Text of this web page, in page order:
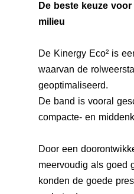
De beste keuze
milieu
De Kinergy Eco² is
waarvan de
geoptimaliseerd.
De band is vooral
compacte- en
Door een
meervoudig als goed
konden de goede